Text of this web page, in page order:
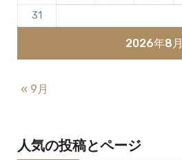
2026年8月
31
« 9月
人気の投稿とページ